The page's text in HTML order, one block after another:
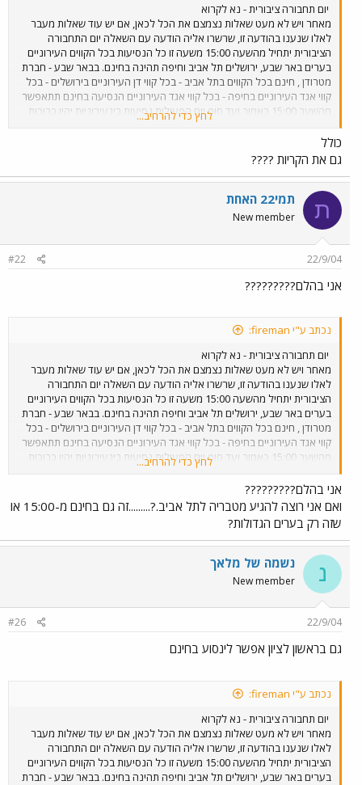
יום תחבורה ציבורית - נא לקרוא
מאחר ויש לא מעט שאלות נצמצם את הכל לכאן, אם יש עוד שאלות מעבר
לאלו שנענו בהודעה זו, שרשרו אליה הודעה עם השאלה יום התחבורה
הציבורית יתחיל מהשעה 15:00 משעה זו כל הנסיעות בכל הקווים העירוניים
בערים באר שבע, ירושלים תל אביב וחיפה תהינה בחינם. בבאר שבע - חברת
מטרודן , חינם בכל הקווים בתל אביב - בכל קווי דן העירוניים בירושלים - בכל
קווי אגד העירוניים בחיפה - בכל קווי אגד העירוניים הנסיעה בחינם תתאפשר
מהשער 15:00 כאמור ועד סוף יום הפעילות נסיעות בינעירוניות יהיו כרוכות
בתשלום בכל שעות היממה. הנסיעות ברכבת ישראל כרוכות בתשלום שתהיה
לכולם נסיעה טובה ומהנה!
לחץ כדי להרחיב...
כולל
גם את הקריות ????
ת תמי22 האחת
New member
22/9/04
#22
אני בהלם?????????
נכתב ע"י fireman:
יום תחבורה ציבורית - נא לקרוא
מאחר ויש לא מעט שאלות נצמצם את הכל לכאן, אם יש עוד שאלות מעבר
לאלו שנענו בהודעה זו, שרשרו אליה הודעה עם השאלה יום התחבורה
הציבורית יתחיל מהשעה 15:00 משעה זו כל הנסיעות בכל הקווים העירוניים
בערים באר שבע, ירושלים תל אביב וחיפה תהינה בחינם. בבאר שבע - חברת
מטרודן , חינם בכל הקווים בתל אביב - בכל קווי דן העירוניים בירושלים - בכל
קווי אגד העירוניים בחיפה - בכל קווי אגד העירוניים הנסיעה בחינם תתאפשר
מהשער 15:00 כאמור ועד סוף יום הפעילות נסיעות בינעירוניות יהיו כרוכות
בתשלום בכל שעות היממה. הנסיעות ברכבת ישראל כרוכות בתשלום שתהיה
לכולם נסיעה טובה ומהנה!
לחץ כדי להרחיב...
אני בהלם?????????
ואם אני רוצה להגיע מטבריה לתל אביב.?.........זה גם בחינם מ-15:00 או
שזה רק בערים הגדולות?
נ נשמה של מלאך
New member
22/9/04
#26
גם בראשון לציון אפשר לינסוע בחינם
נכתב ע"י fireman:
יום תחבורה ציבורית - נא לקרוא
מאחר ויש לא מעט שאלות נצמצם את הכל לכאן, אם יש עוד שאלות מעבר
לאלו שנענו בהודעה זו, שרשרו אליה הודעה עם השאלה יום התחבורה
הציבורית יתחיל מהשעה 15:00 משעה זו כל הנסיעות בכל הקווים העירוניים
בערים באר שבע, ירושלים תל אביב וחיפה תהינה בחינם. בבאר שבע - חברת